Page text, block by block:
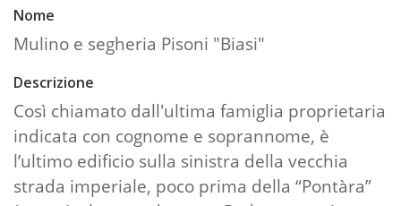
Nome
Mulino e segheria Pisoni "Biasi"
Descrizione
Così chiamato dall'ultima famiglia proprietaria
indicata con cognome e soprannome, è
l’ultimo edificio sulla sinistra della vecchia
strada imperiale, poco prima della “Pontàra”